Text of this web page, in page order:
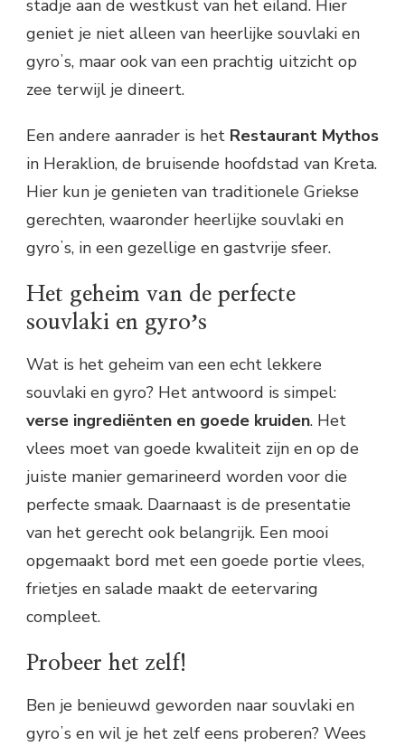
stadje aan de westkust van het eiland. Hier
geniet je niet alleen van heerlijke souvlaki en
gyroʼs, maar ook van een prachtig uitzicht op
zee terwijl je dineert.
Een andere aanrader is het Restaurant Mythos
in Heraklion, de bruisende hoofdstad van Kreta.
Hier kun je genieten van traditionele Griekse
gerechten, waaronder heerlijke souvlaki en
gyroʼs, in een gezellige en gastvrije sfeer.
Het geheim van de perfecte
souvlaki en gyroʼs
Wat is het geheim van een echt lekkere
souvlaki en gyro? Het antwoord is simpel:
verse ingrediënten en goede kruiden. Het
vlees moet van goede kwaliteit zijn en op de
juiste manier gemarineerd worden voor die
perfecte smaak. Daarnaast is de presentatie
van het gerecht ook belangrijk. Een mooi
opgemaakt bord met een goede portie vlees,
frietjes en salade maakt de eetervaring
compleet.
Probeer het zelf!
Ben je benieuwd geworden naar souvlaki en
gyroʼs en wil je het zelf eens proberen? Wees